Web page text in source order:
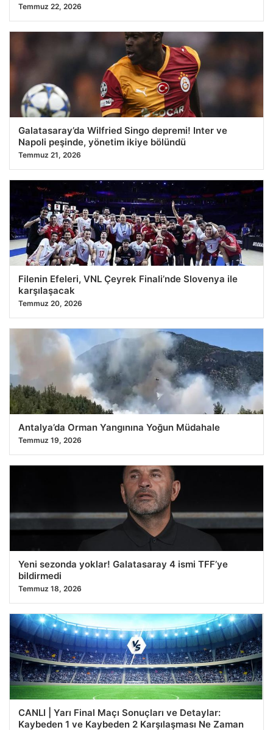
Temmuz 22, 2026
Galatasaray’da Wilfried Singo depremi! Inter ve
Napoli peşinde, yönetim ikiye bölündü
Temmuz 21, 2026
Filenin Efeleri, VNL Çeyrek Finali’nde Slovenya ile
karşılaşacak
Temmuz 20, 2026
Antalya’da Orman Yangınına Yoğun Müdahale
Temmuz 19, 2026
Yeni sezonda yoklar! Galatasaray 4 ismi TFF’ye
bildirmedi
Temmuz 18, 2026
CANLI | Yarı Final Maçı Sonuçları ve Detaylar:
Kaybeden 1 ve Kaybeden 2 Karşılaşması Ne Zaman